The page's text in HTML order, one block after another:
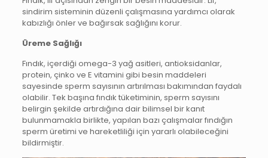
sindirim sisteminin düzenli çalışmasına yardımcı olarak
kabızlığı önler ve bağırsak sağlığını korur.
Üreme Sağlığı
Fındık, içerdiği omega-3 yağ asitleri, antioksidanlar,
protein, çinko ve E vitamini gibi besin maddeleri
sayesinde sperm sayısının artırılması bakımından faydalı
olabilir. Tek başına fındık tüketiminin, sperm sayısını
belirgin şekilde artırdığına dair bilimsel bir kanıt
bulunmamakla birlikte, yapılan bazı çalışmalar fındığın
sperm üretimi ve hareketliliği için yararlı olabileceğini
bildirmiştir.